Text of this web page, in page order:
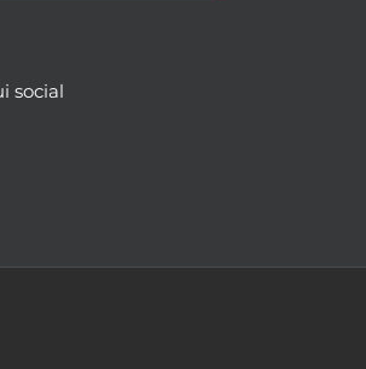
social